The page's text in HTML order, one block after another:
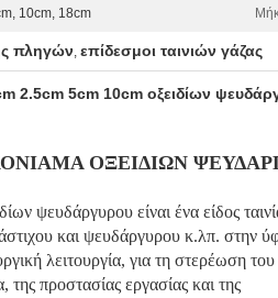
10cm, 18cm
πληγών, επίδεσμοι ταινιών γάζας
2.5cm 5cm 10cm οξειδίων
ΟΞΕΙΔΙΩΝ
ψευδάργυρου είναι ένα είδος
και ψευδάργυρου κ.λπ. στην
λειτουργία, για τη στερέωση
προστασίας εργασίας και της